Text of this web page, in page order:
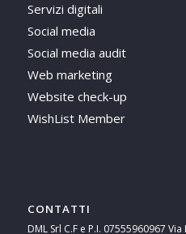
Servizi digitali
Social media
Social media audit
Web marketing
Website check-up
WishList Member
CONTATTI
DML Srl C.F e P.I. 07555960967